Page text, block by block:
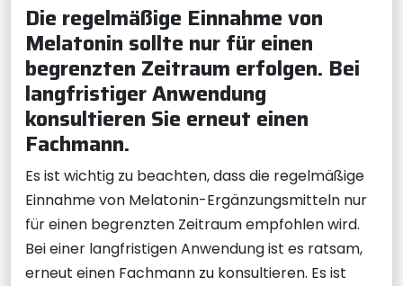
Die regelmäßige Einnahme von
Melatonin sollte nur für einen
begrenzten Zeitraum erfolgen. Bei
langfristiger Anwendung
konsultieren Sie erneut einen
Fachmann.
Es ist wichtig zu beachten, dass die regelmäßige
Einnahme von Melatonin-Ergänzungsmitteln nur
für einen begrenzten Zeitraum empfohlen wird.
Bei einer langfristigen Anwendung ist es ratsam,
erneut einen Fachmann zu konsultieren. Es ist